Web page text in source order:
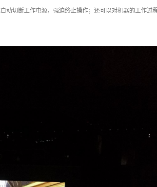
切断工作电源，强迫终止操作；还可以对机器的工作过